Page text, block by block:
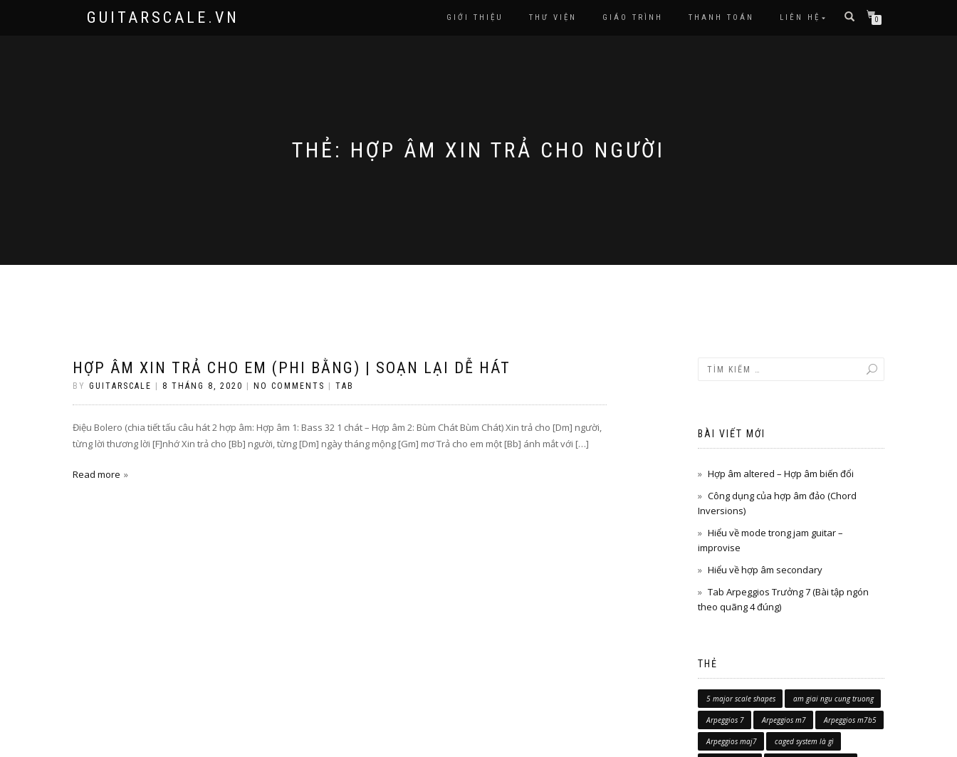
GUITARSCALE.VN GIỚI THIỆU THƯ VIỆN GIÁO TRÌNH THANH TOÁN LIÊN HỆ 0
THẺ: HỢP ÂM XIN TRẢ CHO NGƯỜI
HỢP ÂM XIN TRẢ CHO EM (PHI BẰNG) | SOẠN LẠI DỄ HÁT
BY GUITARSCALE 8 THÁNG 8, 2020 NO COMMENTS TAB
Điệu Bolero (chia tiết tấu câu hát 2 hợp âm: Hợp âm 1: Bass 32 1 chát – Hợp âm 2: Bùm Chát Bùm Chát) Xin trả cho [Dm] người,
từng lời thương lời [F]nhớ Xin trả cho [Bb] người, từng [Dm] ngày tháng mộng [Gm] mơ Trả cho em một [Bb] ánh mắt với […]
Read more
BÀI VIẾT MỚI
Hợp âm altered – Hợp âm biến đổi
Công dụng của hợp âm đảo (Chord
Inversions)
Hiểu về mode trong jam guitar –
improvise
Hiểu về hợp âm secondary
Tab Arpeggios Trưởng 7 (Bài tập ngón
theo quãng 4 đúng)
THẺ
5 major scale shapes am giai ngu cung truong
Arpeggios 7 Arpeggios m7 Arpeggios m7b5
Arpeggios maj7 caged system là gì